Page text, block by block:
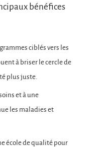
bénéfices
ciblés vers les
à briser le cercle de
plus juste.
et à une
les maladies et
école de qualité pour